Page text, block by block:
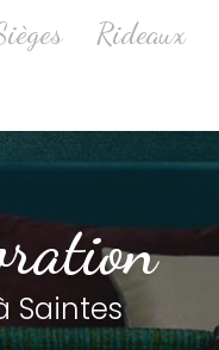
Rideaux
Saintes